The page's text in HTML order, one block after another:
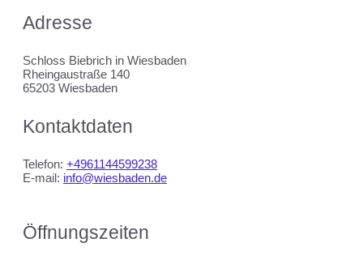
Adresse
Schloss Biebrich in Wiesbaden
Rheingaustraße 140
65203 Wiesbaden
Kontaktdaten
Telefon: +4961144599238
E-mail: info@wiesbaden.de
Öffnungszeiten